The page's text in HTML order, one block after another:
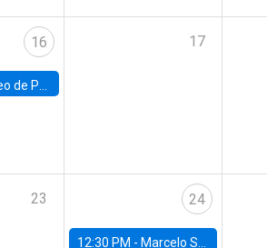
16
Paula, UCL
17
23 24
12:30 PM - Marcelo Sant'Anna, FGV - EPGE